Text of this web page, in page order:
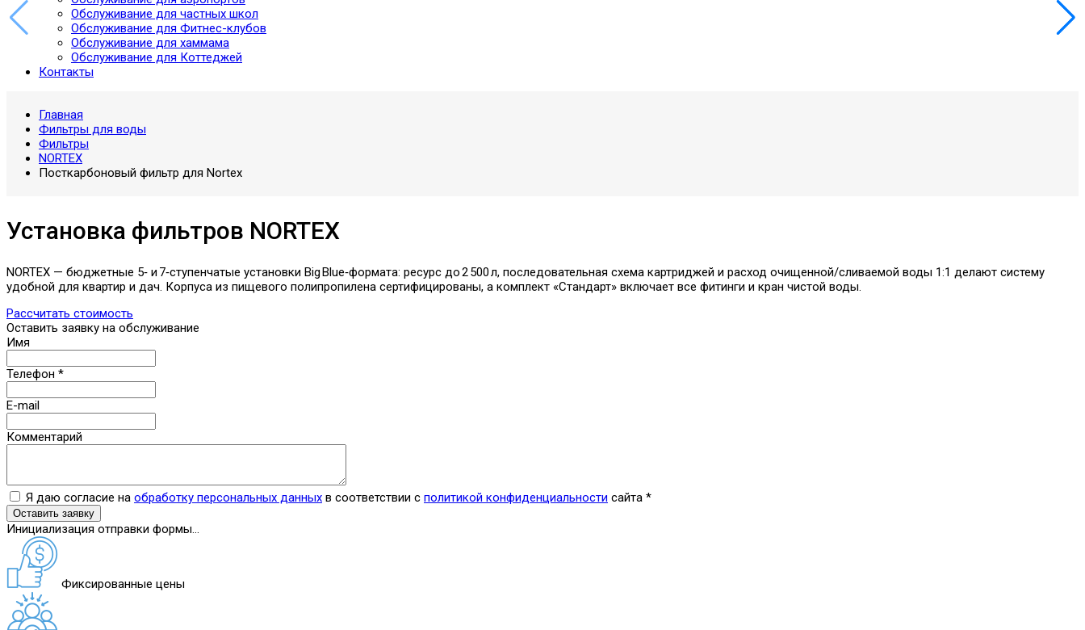
Обслуживание для частных школ
Обслуживание для Фитнес-клубов
Обслуживание для хаммама
Обслуживание для Коттеджей
Контакты
Главная
Фильтры для воды
Фильтры
NORTEX
Посткарбоновый фильтр для Nortex
Установка фильтров NORTEX
NORTEX — бюджетные 5‑ и 7‑ступенчатые установки Big Blue‑формата: ресурс до 2 500 л, последовательная схема картриджей и расход очищенной/сливаемой воды 1:1 делают систему
удобной для квартир и дач. Корпуса из пищевого полипропилена сертифицированы, а комплект «Стандарт» включает все фитинги и кран чистой воды.
Рассчитать стоимость
Оставить заявку на обслуживание
Имя
Телефон *
E-mail
Комментарий
Я даю согласие на обработку персональных данных в соответствии с политикой конфиденциальности сайта *
Оставить заявку
Инициализация отправки формы...
Фиксированные цены